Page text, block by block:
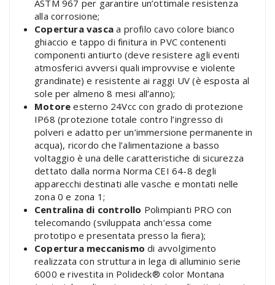
ASTM 967 per garantire un’ottimale resistenza
alla corrosione;
Copertura vasca a profilo cavo colore bianco
ghiaccio e tappo di finitura in PVC contenenti
componenti antiurto (deve resistere agli eventi
atmosferici avversi quali improvvise e violente
grandinate) e resistente ai raggi UV (è esposta al
sole per almeno 8 mesi all’anno);
Motore esterno 24Vcc con grado di protezione
IP68 (protezione totale contro l’ingresso di
polveri e adatto per un’immersione permanente in
acqua), ricordo che l’alimentazione a basso
voltaggio è una delle caratteristiche di sicurezza
dettato dalla norma Norma CEI 64-8 degli
apparecchi destinati alle vasche e montati nelle
zona 0 e zona 1;
Centralina di controllo Polimpianti PRO con
telecomando (sviluppata anch’essa come
prototipo e presentata presso la fiera);
Copertura meccanismo di avvolgimento
realizzata con struttura in lega di alluminio serie
6000 e rivestita in Polideck® color Montana